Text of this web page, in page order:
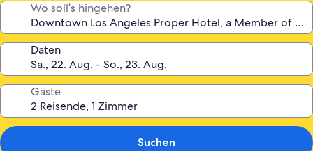
Wo soll’s hingehen?
Daten
Gäste
Suchen